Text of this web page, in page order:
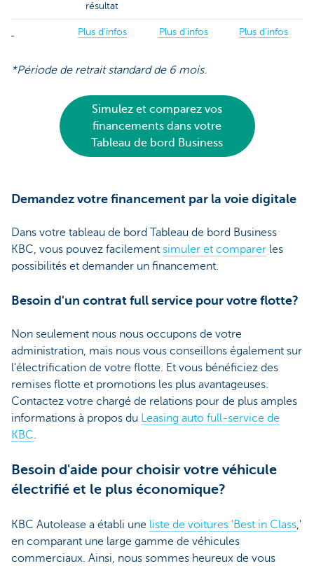
résultat
Plus d'infos Plus d'infos Plus d'infos
*Période de retrait standard de 6 mois.
Simulez et comparez vos
financements dans votre
Tableau de bord Business
Demandez votre financement par la voie digitale
Dans votre tableau de bord Tableau de bord Business
KBC, vous pouvez facilement simuler et comparer les
possibilités et demander un financement.
Besoin d'un contrat full service pour votre flotte?
Non seulement nous nous occupons de votre
administration, mais nous vous conseillons également sur
l'électrification de votre flotte. Et vous bénéficiez des
remises flotte et promotions les plus avantageuses.
Contactez votre chargé de relations pour de plus amples
informations à propos du Leasing auto full-service de
KBC.
Besoin d'aide pour choisir votre véhicule
électrifié et le plus économique?
KBC Autolease a établi une liste de voitures 'Best in Class,'
en comparant une large gamme de véhicules
commerciaux. Ainsi, nous sommes heureux de vous